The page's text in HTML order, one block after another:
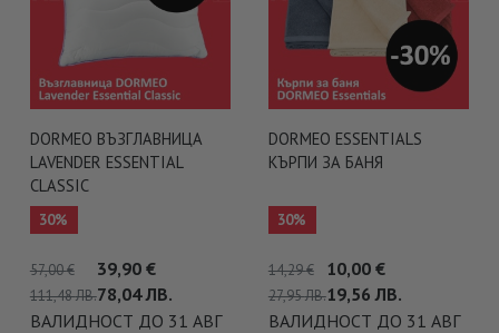
DORMEO ВЪЗГЛАВНИЦА
LAVENDER ESSENTIAL
CLASSIC
30%
39,90 €
78,04ЛВ.
57,00€
111,48ЛВ.
ВАЛИДНОСТ ДО 31 АВГ
DORMEO ESSENTIALS
КЪРПИ ЗА БАНЯ
30%
10,00 €
19,56 ЛВ.
14,29€
27,95ЛВ.
ВАЛИДНОСТ ДО 31 АВГ